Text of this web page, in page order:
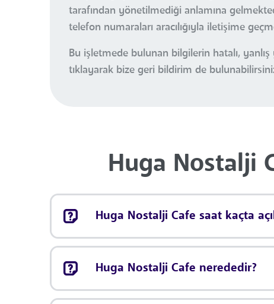
tarafından yönetilmediği anlamına
telefon numaraları aracılığıyla iletişime
Bu işletmede bulunan bilgilerin hatalı,
tıklayarak bize geri bildirim de
Huga Nostalji
Huga Nostalji Cafe saat kaçta
Huga Nostalji Cafe nerededir?